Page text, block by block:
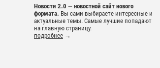
Новости 2.0 — новостной сайт нового
формата. Вы сами выбираете интересные и
актуальные темы. Самые лучшие попадают
на главную страницу.
подробнее →